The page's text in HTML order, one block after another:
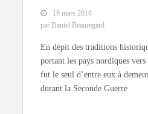
19 mars 2018
par Daniel Beauregard
En dépit des traditions
portant les pays nordiques
fut le seul d’entre eux à
durant la Seconde Guerre